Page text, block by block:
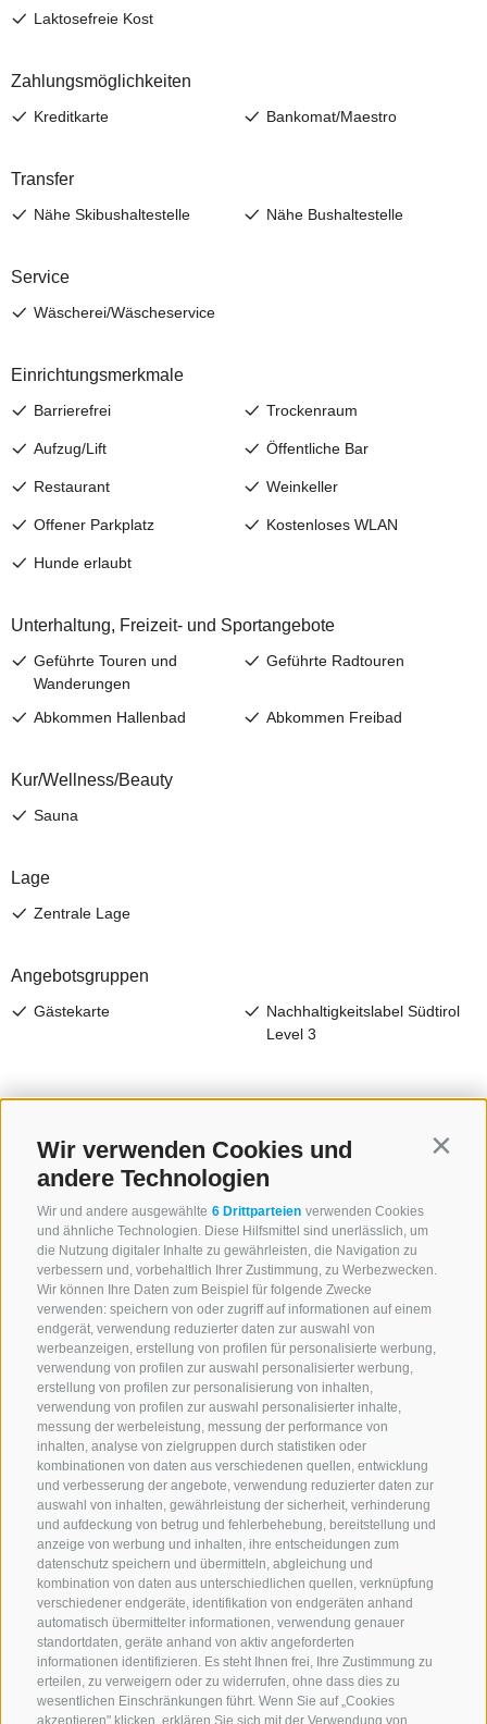
Wir verwenden Cookies und
andere Technologien
Wir und andere ausgewählte 6 Drittparteien verwenden Cookies
und ähnliche Technologien. Diese Hilfsmittel sind unerlässlich, um
die Nutzung digitaler Inhalte zu gewährleisten, die Navigation zu
verbessern und, vorbehaltlich Ihrer Zustimmung, zu Werbezwecken.
Wir können Ihre Daten zum Beispiel für folgende Zwecke
verwenden: speichern von oder zugriff auf informationen auf einem
endgerät, verwendung reduzierter daten zur auswahl von
werbeanzeigen, erstellung von profilen für personalisierte werbung,
verwendung von profilen zur auswahl personalisierter werbung,
erstellung von profilen zur personalisierung von inhalten,
verwendung von profilen zur auswahl personalisierter inhalte,
messung der werbeleistung, messung der performance von
inhalten, analyse von zielgruppen durch statistiken oder
kombinationen von daten aus verschiedenen quellen, entwicklung
und verbesserung der angebote, verwendung reduzierter daten zur
auswahl von inhalten, gewährleistung der sicherheit, verhinderung
und aufdeckung von betrug und fehlerbehebung, bereitstellung und
anzeige von werbung und inhalten, ihre entscheidungen zum
datenschutz speichern und übermitteln, abgleichung und
kombination von daten aus unterschiedlichen quellen, verknüpfung
verschiedener endgeräte, identifikation von endgeräten anhand
automatisch übermittelter informationen, verwendung genauer
standortdaten, geräte anhand von aktiv angeforderten
informationen identifizieren. Es steht Ihnen frei, Ihre Zustimmung zu
erteilen, zu verweigern oder zu widerrufen, ohne dass dies zu
wesentlichen Einschränkungen führt. Wenn Sie auf „Cookies
akzeptieren" klicken, erklären Sie sich mit der Verwendung von
KONTAKTIERE UNS
+39 0472 765 521
info@rosskopf.com
NEWSLETTER
Bleib am Laufenden